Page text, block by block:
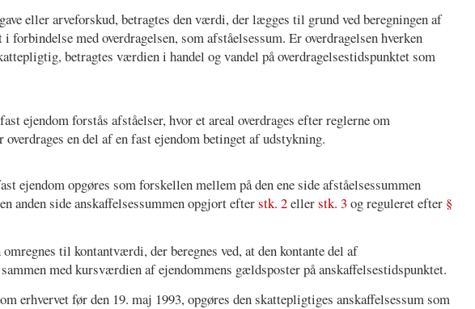
eller arveforskud, betragtes den værdi, der lægges til grund ved beregningen af
forbindelse med overdragelsen, som afståelsessum. Er overdragelsen hverken
betragtes værdien i handel og vandel på overdragelsestidspunktet som
ejendom forstås afståelser, hvor et areal overdrages efter reglerne om
en del af en fast ejendom betinget af udstykning.
ejendom opgøres som forskellen mellem på den ene side afståelsessummen
anden side anskaffelsessummen opgjort efterstk. 2ellerstk. 3og reguleret efter §
til kontantværdi, der beregnes ved, at den kontante del af
med kursværdien af ejendommens gældsposter på anskaffelsestidspunktet.
erhvervet før den 19. maj 1993, opgøres den skattepligtiges anskaffelsessum som